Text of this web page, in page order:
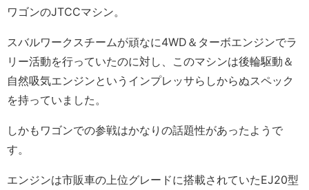
ワゴンのJTCCマシン。
スバルワークスチームが頑なに4WD＆ターボエンジンでラ
リー活動を行っていたのに対し、このマシンは後輪駆動＆
自然吸気エンジンというインプレッサらしからぬスペック
を持っていました。
しかもワゴンでの参戦はかなりの話題性があったようで
す。
エンジンは市販車の上位グレードに搭載されていたEJ20型